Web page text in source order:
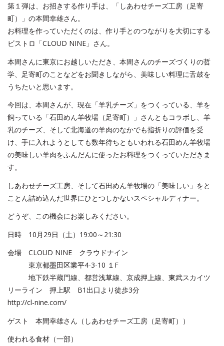
第１弾は、お招きする作り手は、「しあわせチーズ工房（足寄
町）」の本間幸雄さん。
お料理を作っていただくのは、作り手とのつながりを大切にする
ビストロ「CLOUD NINE」さん。
本間さんに東京にお越しいただき、本間さんのチーズづくりの哲
学、足寄町のことなどをお聞きしながら、美味しい料理に舌鼓を
うちたいと思います。
今回は、本間さんが、現在「羊乳チーズ」をつくっている、羊を
飼っている「石田めん羊牧場（足寄町）」さんともコラボし、羊
乳のチーズ、そして北海道の羊肉のなかでも指折りの評価を受
け、手に入れようとしても数年待ちともいわれる石田めん羊牧場
の美味しい羊肉をふんだんに使ったお料理をつくっていただきま
す。
しあわせチーズ工房、そして石田めん羊牧場の「美味しい」をと
ことん詰め込んだ世界にひとつしかないスペシャルディナー。
どうぞ、この機会にお楽しみください。
日時 10月29日（土）19:00～21:30
会場 CLOUD NINE クラウドナイン
東京都墨田区業平4-3-10 １F
地下鉄半蔵門線、都営浅草線、京成押上線、東武スカイツ
リーライン 押上駅 B1出口より徒歩3分
http://cl-nine.com/
ゲスト 本間幸雄さん（しあわせチーズ工房（足寄町））
使われる食材（一部）